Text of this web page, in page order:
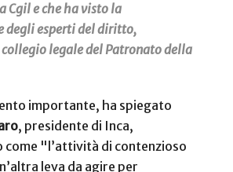
Cgil e che ha visto la
degli esperti del diritto,
legale del Patronato della
importante, ha spiegato
, presidente di Inca,
come "l’attività di contenzioso
leva da agire per